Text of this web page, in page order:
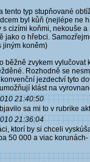
tento typ stupňované
byl kůň (nejlépe ne
cizími koňmi, nekouše
jako o hřebci.
jiným koněm)
běžně zvykem
Rozhodně se
jezdectví tyto
klást na
21:40:50
sa mi to v rubrike
21:36:04
ktorí by si chceli
50 000 a viac